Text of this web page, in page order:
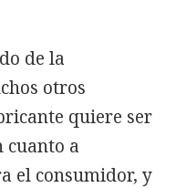
de la
otros
quiere ser
cuanto a
el consumidor, y